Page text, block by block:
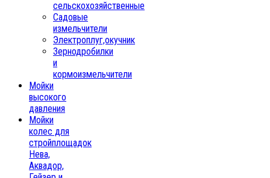
сельскохозяйственные
Садовые
измельчители
Электроплуг,окучник
Зернодробилки
и
кормоизмельчители
Мойки
высокого
давления
Мойки
колес для
стройплощадок
Нева,
Аквадор,